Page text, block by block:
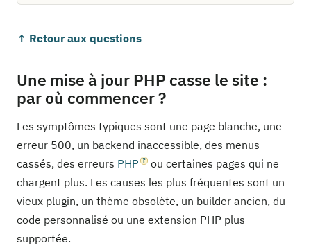
↑ Retour aux questions
Une mise à jour PHP casse le site :
par où commencer ?
Les symptômes typiques sont une page blanche, une
erreur 500, un backend inaccessible, des menus
cassés, des erreurs PHP
ou certaines pages qui ne
chargent plus. Les causes les plus fréquentes sont un
vieux plugin, un thème obsolète, un builder ancien, du
code personnalisé ou une extension PHP plus
supportée.